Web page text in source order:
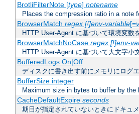
BrotliFilterNote [type] notename
Places the compression ratio in a note
BrowserMatch regex [!]env-variable[=
HTTP User-Agent に基づいて環境変数
BrowserMatchNoCase regex [!]env-
HTTP User-Agent に基づいて大文字小
BufferedLogs On|Off
ディスクに書き出す前にメモリにログ
BufferSize integer
Maximum size in bytes to buffer by the
CacheDefaultExpire seconds
期日が指定されていないときにドキュ